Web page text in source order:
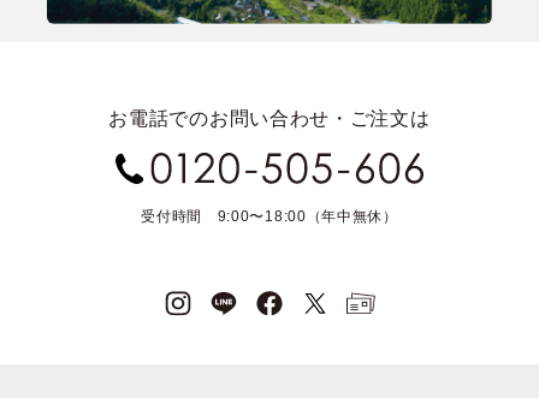
お電話でのお問い合わせ・ご注文は
受付時間 9:00〜18:00（年中無休）